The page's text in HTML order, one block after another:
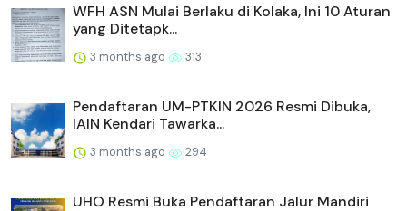
WFH ASN Mulai Berlaku di Kolaka, Ini 10 Aturan
yang Ditetapk...
3 months ago 313
Pendaftaran UM-PTKIN 2026 Resmi Dibuka,
IAIN Kendari Tawarka...
3 months ago 294
UHO Resmi Buka Pendaftaran Jalur Mandiri